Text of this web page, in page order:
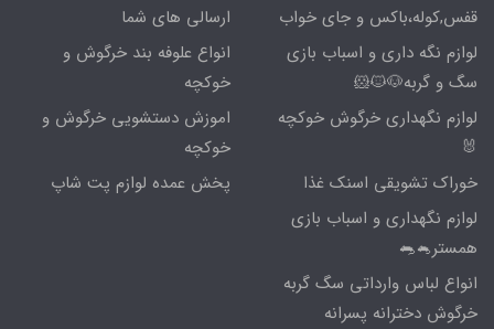
قفس,کوله،باکس و جای خواب
لوازم نگه داری و اسباب بازی
سگ و گربه🐶🐱🐹
لوازم نگهداری خرگوش خوکچه
🐰
خوراک تشویقی اسنک غذا
لوازم نگهداری و اسباب بازی
همستر🐁🐀
انواع لباس وارداتی سگ گربه
خرگوش دخترانه پسرانه
ارسالی های شما
انواع علوفه بند خرگوش و
خوکچه
اموزش دستشویی خرگوش و
خوکچه
پخش عمده لوازم پت شاپ